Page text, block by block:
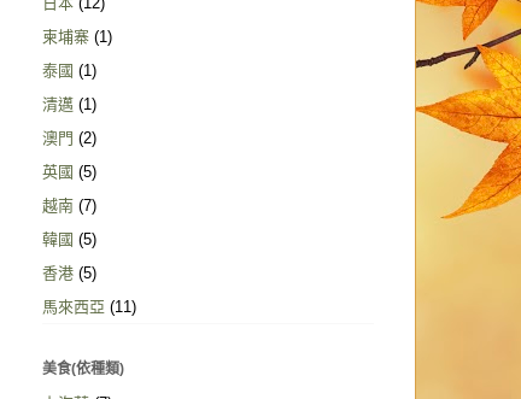
柬埔寨 (1)
泰國 (1)
清邁 (1)
澳門 (2)
英國 (5)
越南 (7)
韓國 (5)
香港 (5)
馬來西亞 (11)
美食(依種類)